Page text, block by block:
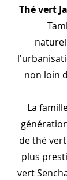
Thé vert
non loin
La
de thé
plus
vert